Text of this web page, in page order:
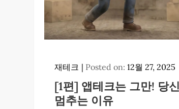
재테크 Posted on:12월 27, 2025
[1편] 앱테크는 그만! 당
멈추는 이유